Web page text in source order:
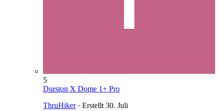
5
Durston X Dome 1+ Pro
ThruHiker· Erstellt 30. Juli